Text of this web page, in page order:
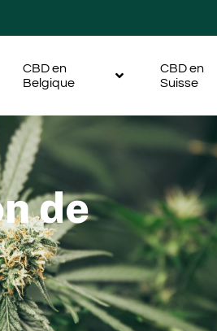
CBD en
Belgique
CBD en
Suisse
de